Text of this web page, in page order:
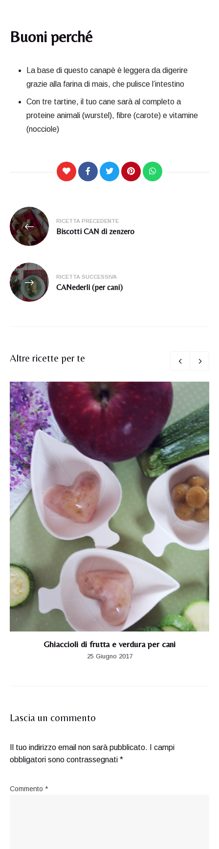
Buoni perché
La base di questo canapè è leggera da digerire
grazie alla farina di mais, che pulisce l’intestino
Con tre tartine, il tuo cane sarà al completo a
proteine animali (wurstel), fibre (carote) e vitamine
(nocciole)
Navigazione
articoli
RICETTA PRECEDENTE
Biscotti CAN di zenzero
RICETTA SUCCESSIVA
CANederli (per cani)
Altre ricette per te
Ghiaccioli di frutta e verdura per cani
25 Giugno 2017
Lascia un commento
Il tuo indirizzo email non sarà pubblicato.
I campi
obbligatori sono contrassegnati *
Commento *